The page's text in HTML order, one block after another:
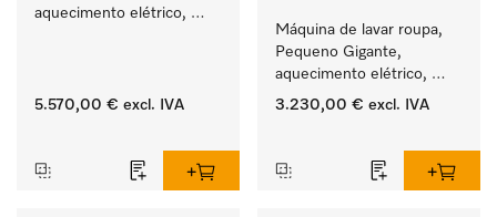
aquecimento elétrico,
Rendimento de 8 kg
5.570,00 € excl. IVA
Máquina de lavar roupa,
Pequeno Gigante,
aquecimento elétrico,
bomba de esgoto e
Rendimento de 7 kg
3.230,00 € excl. IVA